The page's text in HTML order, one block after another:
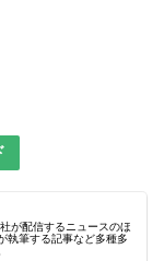
が配信するニュースのほ
執筆する記事など多種多